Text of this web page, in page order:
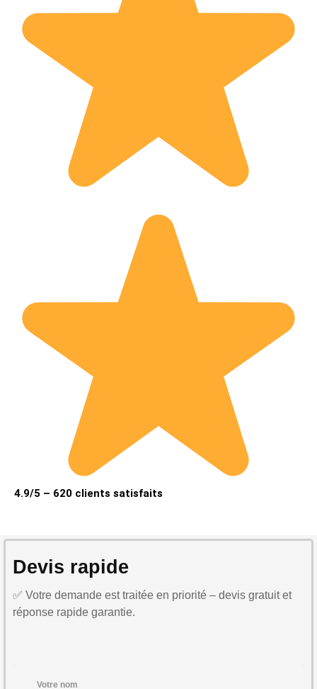
4.9/5 – 620 clients satisfaits
Devis rapide
✅ Votre demande est traitée en priorité – devis gratuit et
réponse rapide garantie.
Votre nom